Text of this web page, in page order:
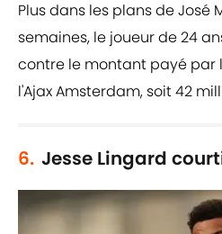
Plus dans les plans de José
semaines, le joueur de 24
contre le montant payé par
l'Ajax Amsterdam, soit 42
6. Jesse Lingard